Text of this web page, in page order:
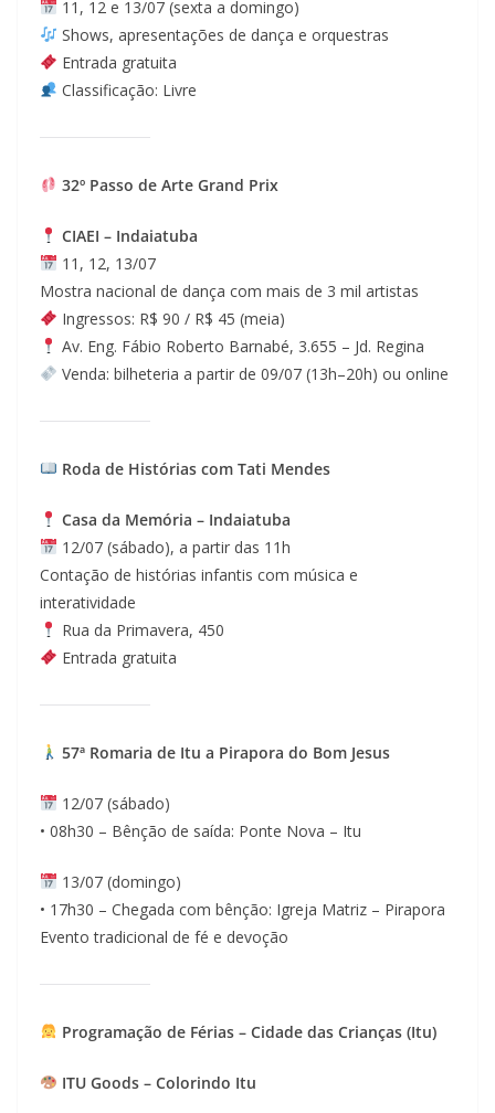
11, 12 e 13/07 (sexta a domingo)
Shows, apresentações de dança e orquestras
Entrada gratuita
Classificação: Livre
32º Passo de Arte Grand Prix
CIAEI – Indaiatuba
11, 12, 13/07
Mostra nacional de dança com mais de 3 mil artistas
Ingressos: R$ 90 / R$ 45 (meia)
Av. Eng. Fábio Roberto Barnabé, 3.655 – Jd. Regina
Venda: bilheteria a partir de 09/07 (13h–20h) ou online
Roda de Histórias com Tati Mendes
Casa da Memória – Indaiatuba
12/07 (sábado), a partir das 11h
Contação de histórias infantis com música e
interatividade
Rua da Primavera, 450
Entrada gratuita
57ª Romaria de Itu a Pirapora do Bom Jesus
12/07 (sábado)
• 08h30 – Bênção de saída: Ponte Nova – Itu
13/07 (domingo)
• 17h30 – Chegada com bênção: Igreja Matriz – Pirapora
Evento tradicional de fé e devoção
Programação de Férias – Cidade das Crianças (Itu)
ITU Goods – Colorindo Itu